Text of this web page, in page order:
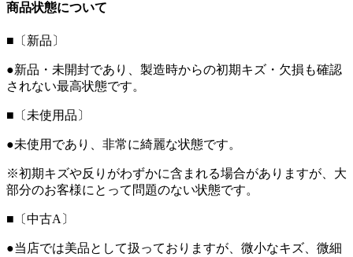
商品状態について
■〔新品〕
●新品・未開封であり、製造時からの初期キズ・欠損も確認
されない最高状態です。
■〔未使用品〕
●未使用であり、非常に綺麗な状態です。
※初期キズや反りがわずかに含まれる場合がありますが、大
部分のお客様にとって問題のない状態です。
■〔中古A〕
●当店では美品として扱っておりますが、微小なキズ、微細